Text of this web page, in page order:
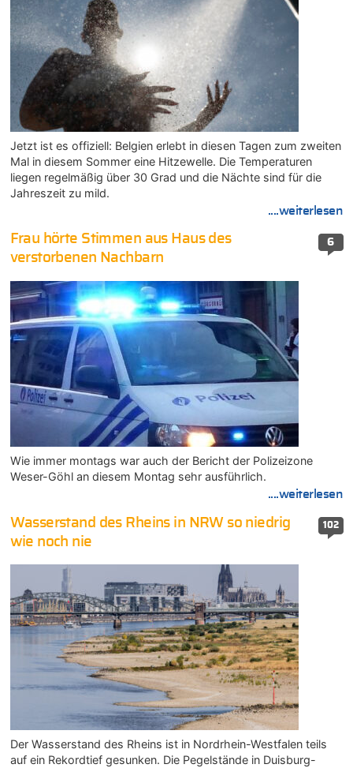
Jetzt ist es offiziell: Belgien erlebt in diesen Tagen zum zweiten
Mal in diesem Sommer eine Hitzewelle. Die Temperaturen
liegen regelmäßig über 30 Grad und die Nächte sind für die
Jahreszeit zu mild.
....weiterlesen
6
Frau hörte Stimmen aus Haus des
verstorbenen Nachbarn
Wie immer montags war auch der Bericht der Polizeizone
Weser-Göhl an diesem Montag sehr ausführlich.
....weiterlesen
102
Wasserstand des Rheins in NRW so niedrig
wie noch nie
Der Wasserstand des Rheins ist in Nordrhein-Westfalen teils
auf ein Rekordtief gesunken. Die Pegelstände in Duisburg-